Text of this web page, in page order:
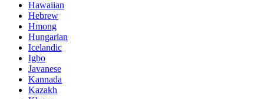
Hawaiian
Hebrew
Hmong
Hungarian
Icelandic
Igbo
Javanese
Kannada
Kazakh